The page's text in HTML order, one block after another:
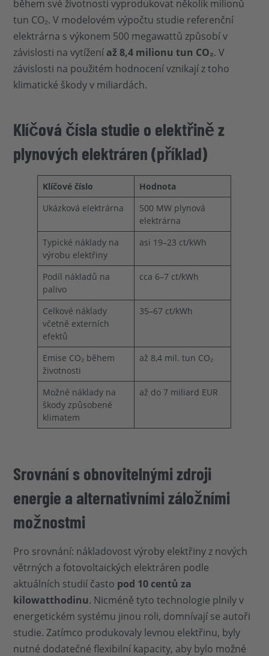
během své životnosti vyprodukovat několik milionů
tun CO₂. V modelovém výpočtu studie referenční
elektrárna s výkonem 500 megawattů způsobí v
závislosti na vytížení až 8,4 milionu tun CO₂. V
závislosti na použitém hodnocení vznikají z toho
klimatické škody v miliardách.
Klíčová čísla studie o elektřině z
plynových elektráren (příklad)
Klíčové číslo
Hodnota
Ukázková elektrárna
500 MW plynová
elektrárna
Typické náklady na
výrobu elektřiny
asi 19–23 ct/kWh
Podíl nákladů na
palivo
cca 6–7 ct/kWh
Celkové náklady
včetně externích
efektů
35–67 ct/kWh
Emise CO₂ během
životnosti
až 8,4 mil. tun CO₂
Možné náklady na
škody způsobené
klimatem
až do 7 miliard EUR
Srovnání s obnovitelnými zdroji
energie a alternativními záložními
možnostmi
Pro srovnání: nákladovost výroby elektřiny z nových
větrných a fotovoltaických elektráren podle
aktuálních studií často pod 10 centů za
kilowatthodinu. Nicméně tyto technologie plnily v
energetickém systému jinou roli, domnívají se autoři
studie. Zatímco produkovaly levnou elektřinu, byly
nutné dodatečné flexibilní kapacity, aby bylo možné